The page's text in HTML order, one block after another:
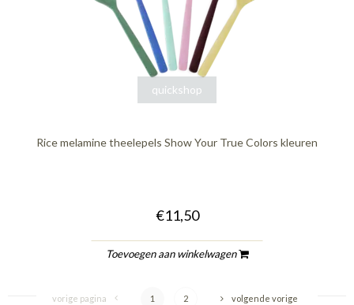
quickshop
Rice melamine theelepels Show Your True Colors kleuren
€11,50
Toevoegen aan winkelwagen
vorige pagina 1 2 volgende vorige